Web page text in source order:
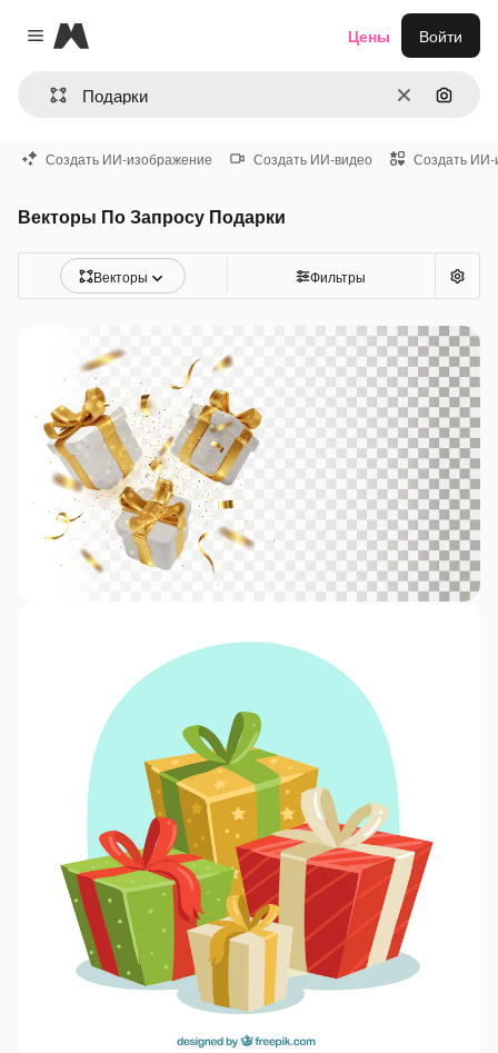
Close menu
Magnific
ОчиститьПоиск
Цены Войти
Создать ИИ-изображение Создать ИИ-видео Создать ИИ-
Векторы По Запросу Подарки
Векторы Фильтры